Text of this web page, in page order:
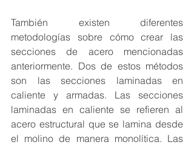
También existen diferentes
metodologías sobre cómo crear las
secciones de acero mencionadas
anteriormente. Dos de estos métodos
son las secciones laminadas en
caliente y armadas. Las secciones
laminadas en caliente se refieren al
acero estructural que se lamina desde
el molino de manera monolítica. Las